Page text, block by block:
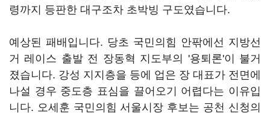
령까지 등판한 대구조차 초박빙 구도였습니다.
예상된 패배입니다. 당초 국민의힘 안팎에선 지방선
거 레이스 출발 전 장동혁 지도부의 '용퇴론'이 불거
졌습니다. 강성 지지층을 등에 업은 장 대표가 전면에
나설 경우 중도층 표심을 끌어오기 어렵다는 이유입
니다. 오세훈 국민의힘 서울시장 후보는 공천 신청의